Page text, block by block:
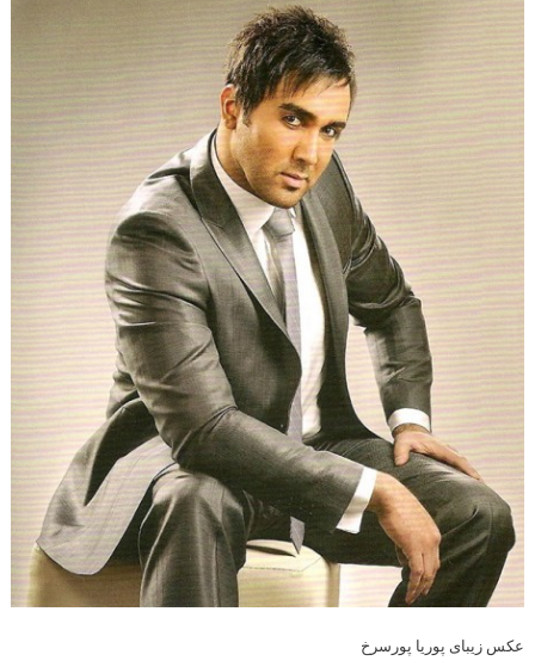
عکس زیبای پوریا پورسرخ